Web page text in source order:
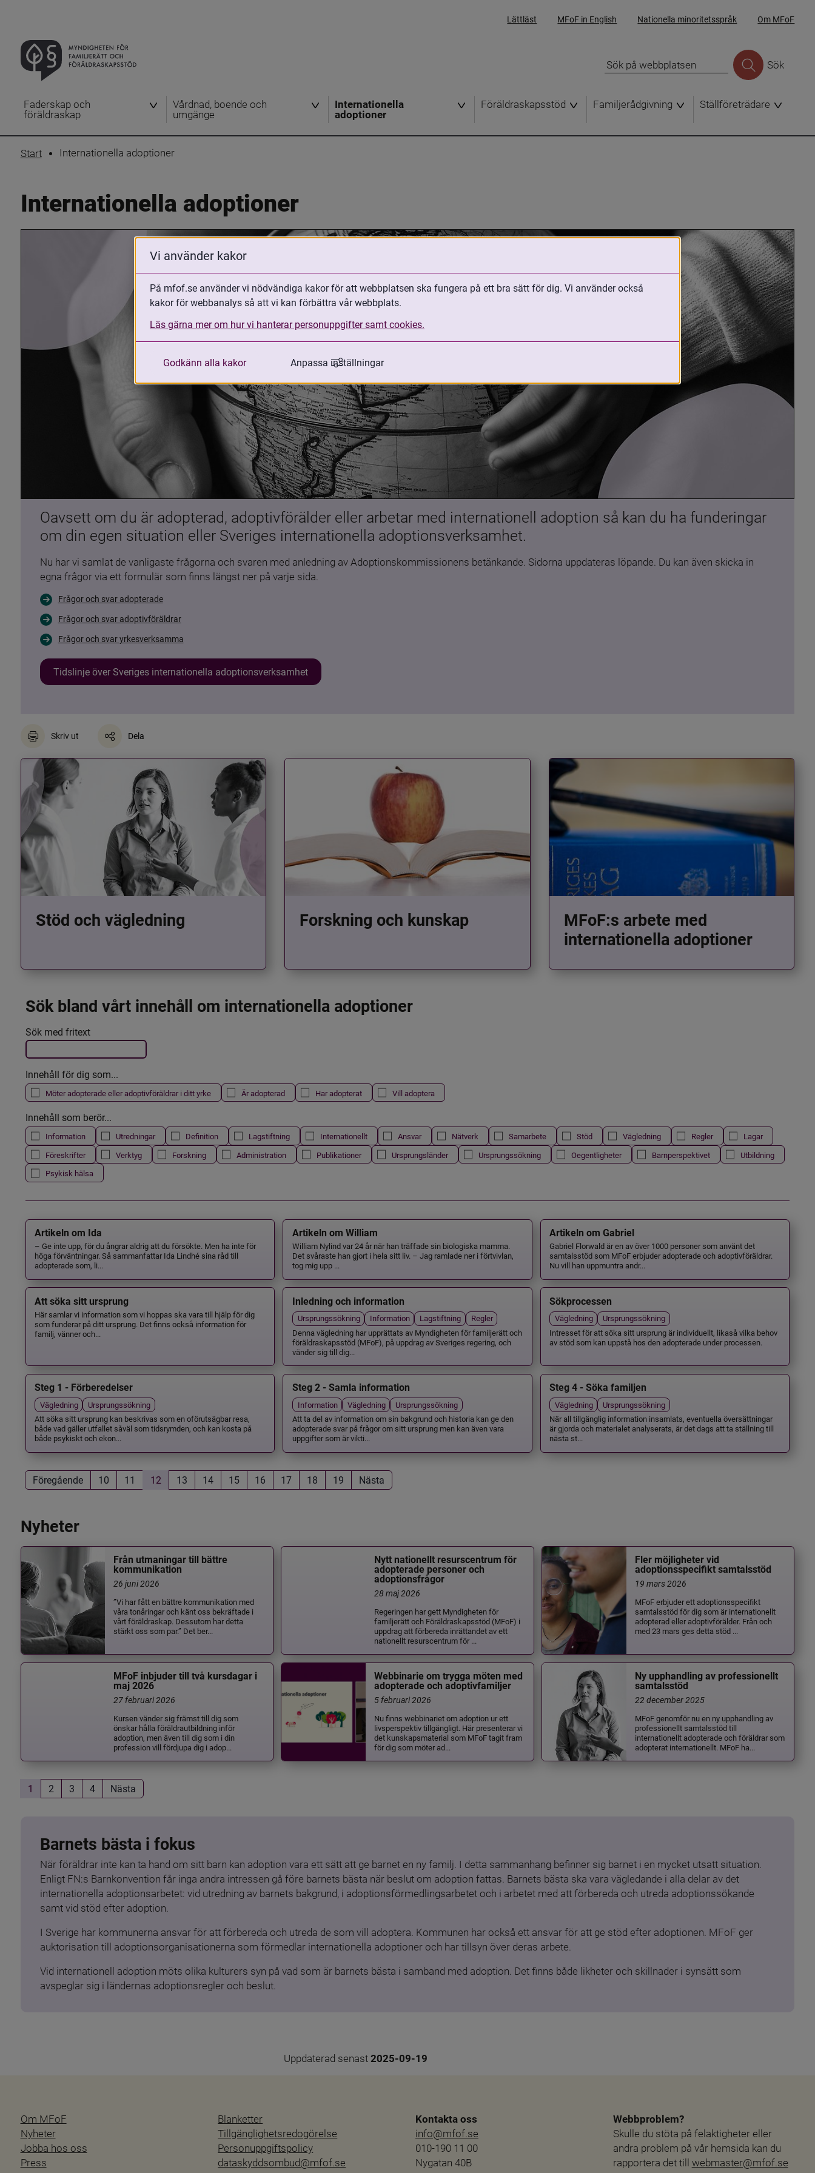
Lättläst MFoF in English Nationella minoritetsspråk Om MFoF
Sök
Faderskap och
föräldraskap
Vårdnad, boende och
umgänge
Internationella
adoptioner
Föräldraskapsstöd Familjerådgivning Ställföreträdare
Start Internationella adoptioner
Internationella adoptioner
Oavsett om du är adopterad, adoptivförälder eller arbetar med internationell adoption så kan du ha funderingar
om din egen situation eller Sveriges internationella adoptionsverksamhet.
Nu har vi samlat de vanligaste frågorna och svaren med anledning av Adoptionskommissionens betänkande. Sidorna uppdateras löpande. Du kan även skicka in
egna frågor via ett formulär som finns längst ner på varje sida.
Frågor och svar adopterade
Frågor och svar adoptivföräldrar
Frågor och svar yrkesverksamma
Tidslinje över Sveriges internationella adoptionsverksamhet
Skriv ut Dela
Stöd och vägledning Forskning och kunskap
MFoF:s arbete med
internationella adoptioner
Sök bland vårt innehåll om internationella adoptioner
Filtrera resultatet
Det här formuläret postas automatiskt
Sök med fritext
Innehåll för dig som...
Möter adopterade eller adoptivföräldrar i ditt yrke Är adopterad Har adopterat Vill adoptera
Innehåll som berör...
Information Utredningar Definition Lagstiftning Internationellt Ansvar Nätverk Samarbete Stöd Vägledning Regler
Lagar
Föreskrifter
Verktyg Forskning Administration Publikationer Ursprungsländer Ursprungssökning Oegentligheter Barnperspektivet
Utbildning
Psykisk hälsa
Artikeln om Ida
– Ge inte upp, för du ångrar aldrig att du försökte. Men ha inte för
höga förväntningar. Så sammanfattar Ida Lindhé sina råd till
adopterade som, li...
Artikeln om William
William Nylind var 24 år när han träffade sin biologiska mamma.
Det svåraste han gjort i hela sitt liv. – Jag ramlade ner i förtvivlan,
tog mig upp ...
Artikeln om Gabriel
Gabriel Florwald är en av över 1000 personer som använt det
samtalsstöd som MFoF erbjuder adopterade och adoptivföräldrar.
Nu vill han uppmuntra andr...
Att söka sitt ursprung
Här samlar vi information som vi hoppas ska vara till hjälp för dig
som funderar på ditt ursprung. Det finns också information för
familj, vänner och...
Inledning och information
Ursprungssökning Information Lagstiftning
Regler
Denna vägledning har upprättats av Myndigheten för familjerätt och
föräldraskapsstöd (MFoF), på uppdrag av Sveriges regering, och
vänder sig till dig...
Sökprocessen
Vägledning
Ursprungssökning
Intresset för att söka sitt ursprung är individuellt, likaså vilka behov
av stöd som kan uppstå hos den adopterade under processen.
Steg 1 - Förberedelser
Vägledning
Ursprungssökning
Att söka sitt ursprung kan beskrivas som en oförutsägbar resa,
både vad gäller utfallet såväl som tidsrymden, och kan kosta på
både psykiskt och ekon...
Steg 2 - Samla information
Information Vägledning
Ursprungssökning
Att ta del av information om sin bakgrund och historia kan ge den
adopterade svar på frågor om sitt ursprung men kan även vara
uppgifter som är vikti...
Steg 4 - Söka familjen
Vägledning
Ursprungssökning
När all tillgänglig information insamlats, eventuella översättningar
är gjorda och materialet analyserats, är det dags att ta ställning till
nästa st...
Föregående 10 11 12 13 14 15 16 17 18 19 Nästa
Nyheter
Från utmaningar till bättre
kommunikation
26 juni 2026
”Vi har fått en bättre kommunikation med
våra tonåringar och känt oss bekräftade i
vårt föräldraskap. Dessutom har detta
stärkt oss som par.” Det ber...
Nytt nationellt resurscentrum för
adopterade personer och
adoptionsfrågor
28 maj 2026
Regeringen har gett Myndigheten för
familjerätt och Föräldraskapsstöd (MFoF) i
uppdrag att förbereda inrättandet av ett
nationellt resurscentrum för ...
Fler möjligheter vid
adoptionsspecifikt samtalsstöd
19 mars 2026
MFoF erbjuder ett adoptionsspecifikt
samtalsstöd för dig som är internationellt
adopterad eller adoptivförälder. Från och
med 23 mars ges detta stöd ...
MFoF inbjuder till två kursdagar i
maj 2026
27 februari 2026
Kursen vänder sig främst till dig som
önskar hålla föräldrautbildning inför
adoption, men även till dig som i din
profession vill fördjupa dig i adop...
Webbinarie om trygga möten med
adopterade och adoptivfamiljer
5 februari 2026
Nu finns webbinariet om adoption ur ett
livsperspektiv tillgängligt. Här presenterar vi
det kunskapsmaterial som MFoF tagit fram
för dig som möter ad...
Ny upphandling av professionellt
samtalsstöd
22 december 2025
MFoF genomför nu en ny upphandling av
professionellt samtalsstöd till
internationellt adopterade och föräldrar som
adopterat internationellt. MFoF ha...
1 2 3 4 Nästa
Barnets bästa i fokus
När föräldrar inte kan ta hand om sitt barn kan adoption vara ett sätt att ge barnet en ny familj. I detta sammanhang befinner sig barnet i en mycket utsatt situation.
Enligt FN:s Barnkonvention får inga andra intressen gå före barnets bästa när beslut om adoption fattas. Barnets bästa ska vara vägledande i alla delar av det
internationella adoptionsarbetet: vid utredning av barnets bakgrund, i adoptionsförmedlingsarbetet och i arbetet med att förbereda och utreda adoptionssökande
samt vid stöd efter adoption.
I Sverige har kommunerna ansvar för att förbereda och utreda de som vill adoptera. Kommunen har också ett ansvar för att ge stöd efter adoptionen. MFoF ger
auktorisation till adoptionsorganisationerna som förmedlar internationella adoptioner och har tillsyn över deras arbete.
Vid internationell adoption möts olika kulturers syn på vad som är barnets bästa i samband med adoption. Det finns både likheter och skillnader i synsätt som
avspeglar sig i ländernas adoptionsregler och beslut.
Uppdaterad senast 2025-09-19
Om MFoF
Nyheter
Jobba hos oss
Press
Blanketter
Tillgänglighetsredogörelse
Personuppgiftspolicy
dataskyddsombud@mfof.se
Kontakta oss
info@mfof.se
010-190 11 00
Nygatan 40B
Webbproblem?
Skulle du stöta på felaktigheter eller
andra problem på vår hemsida kan du
rapportera det till webmaster@mfof.se
Vi använder kakor
På mfof.se använder vi nödvändiga kakor för att webbplatsen ska fungera på ett bra sätt för dig. Vi använder också
kakor för webbanalys så att vi kan förbättra vår webbplats.
Läs gärna mer om hur vi hanterar personuppgifter samt cookies.
Godkänn alla kakor Anpassa inställningar